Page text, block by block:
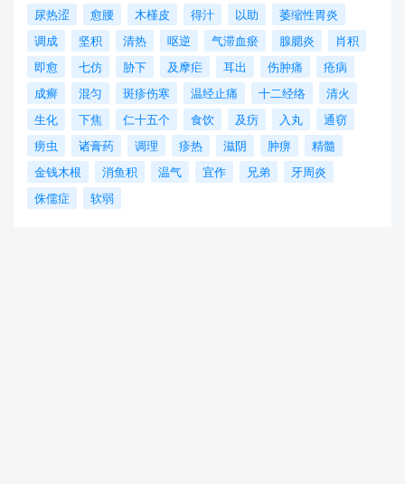
尿热涩
愈腰 木槿皮 得汁 以助
萎缩性胃炎
调成
坚积 清热 呕逆 气滞血瘀 腺腮炎
肖积
即愈
七仿 胁下 及摩疟 耳出 伤肿痛
疮病
成癣
混匀 斑疹伤寒 温经止痛 十二经络
清火
生化
下焦 仁十五个 食饮 及疠 入丸
通窃
痨虫
诸膏药 调理 疹热 滋阴 肿痹
精髓
金钱木根
消鱼积 温气 宜作 兄弟
牙周炎
侏儒症
软弱